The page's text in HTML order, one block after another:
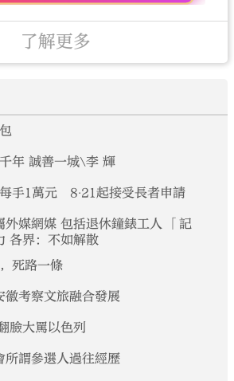
了解更多
年 誠善一城\李 輝
手1萬元 8‧21起接受長者申請
外媒網媒 包括退休鐘錶工人 「記
各界：不如解散
死路一條
徽考察文旅融合發展
臉大罵以色列
所謂參選人過往經歷